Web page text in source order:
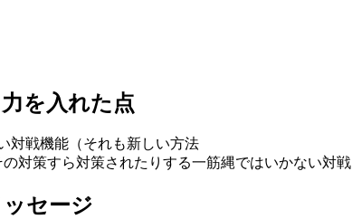
を入れた点
対戦機能（それも新しい方法
対策すら対策されたりする一筋縄ではいかない対戦
セージ